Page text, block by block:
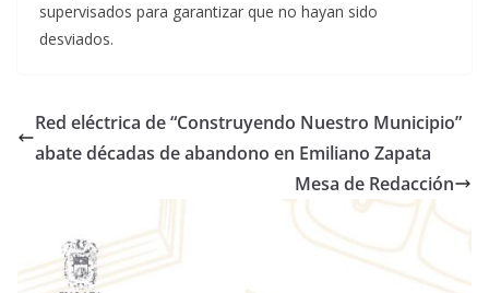
supervisados para garantizar que no hayan sido
desviados.
Red eléctrica de “Construyendo Nuestro Municipio”
abate décadas de abandono en Emiliano Zapata
Mesa de Redacción